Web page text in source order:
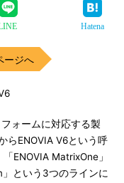
Hatena
ージへ
ォームに対応する製
らENOVIA V6という呼
ENOVIA MatrixOne」
」という3つのラインに